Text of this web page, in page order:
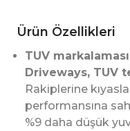
Ürün Özellikleri
TUV
Driveways, TUV
Rakiplerine
performansına
%9 daha düşük